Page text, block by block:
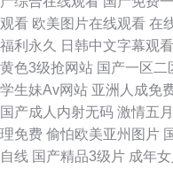
91干逼淫秽网站 国产日韩成人
品入口 91看片免费网址 91草大
精久久 国内日本韩国欧美91
美日韩特黄色成性 91黄在线观
观看 欧美图片在线观看 在
福利永久
日韩中文字幕观看
黄色3级抢网站 国产一区二
学生妹Av网站 亚洲人成免
国产成人内射无码 激情五
理免费 偷怕欧美亚州图片
自线 国产精品3级片 成年